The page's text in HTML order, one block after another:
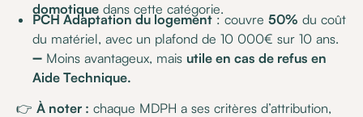
domotiquedans cette catégorie.
PCH Adaptation du logement: couvre 50% du coût
du matériel, avec un plafond de 10 000€ sur 10 ans.
➖ Moins avantageux, mais utile en cas de refus en
Aide Technique.
👉À noter : chaque MDPH a ses critères d’attribution,